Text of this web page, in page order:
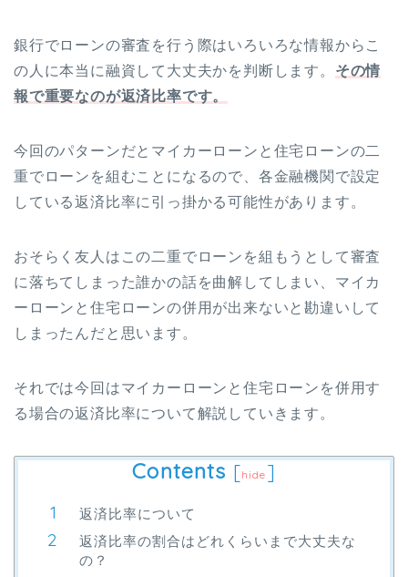
銀行でローンの審査を行う際はいろいろな情報からこ
の人に本当に融資して大丈夫かを判断します。 その情
報で重要なのが返済比率です。
今回のパターンだとマイカーローンと住宅ローンの二
重でローンを組むことになるので、各金融機関で設定
している返済比率に引っ掛かる可能性があります。
おそらく友人はこの二重でローンを組もうとして審査
に落ちてしまった誰かの話を曲解してしまい、マイカ
ーローンと住宅ローンの併用が出来ないと勘違いして
しまったんだと思います。
それでは今回はマイカーローンと住宅ローンを併用す
る場合の返済比率について解説していきます。
Contents [hide ]
返済比率について
返済比率の割合はどれくらいまで大丈夫な
の？